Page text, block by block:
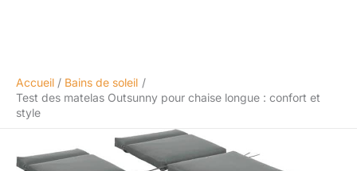
Accueil
Bains de soleil
Test des matelas Outsunny pour chaise longue : confort et
style